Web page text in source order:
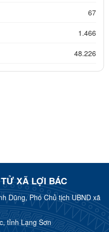
67
1.466
48.226
XÃ LỢI BÁC
Dũng, Phó Chủ tịch UBND xã
tỉnh Lạng Sơn